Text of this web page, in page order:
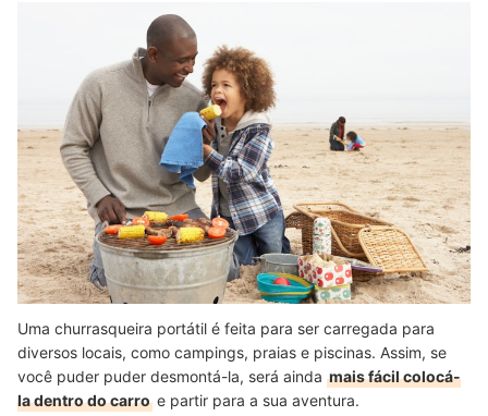
Uma churrasqueira portátil é feita para ser carregada para
diversos locais, como campings, praias e piscinas. Assim, se
você puder puder desmontá-la, será ainda mais fácil colocá-
la dentro do carro e partir para a sua aventura.